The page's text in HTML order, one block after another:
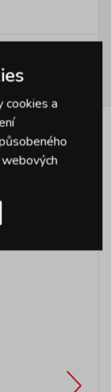
cookies a